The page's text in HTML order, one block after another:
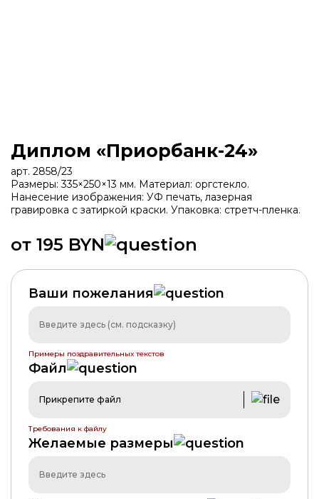
Диплом «Приорбанк-24»
арт. 2858/23
Размеры: 335×250×13 мм. Материал: оргстекло.
Нанесение изображения: УФ печать, лазерная
гравировка с затиркой краски. Упаковка: стретч-пленка.
от 195 BYN
Ваши пожелания
Примеры поздравительных текстов
Файл
Прикрепите файл
Требования к файлу
Желаемые размеры